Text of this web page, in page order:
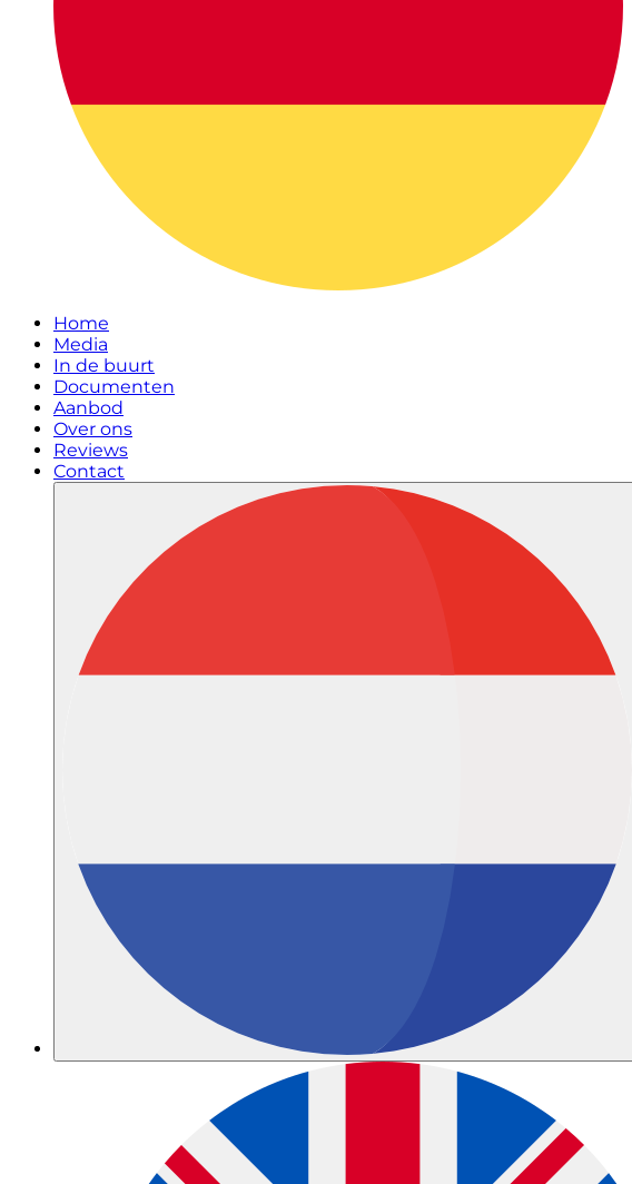
Home
Media
In de buurt
Documenten
Aanbod
Over ons
Reviews
Contact